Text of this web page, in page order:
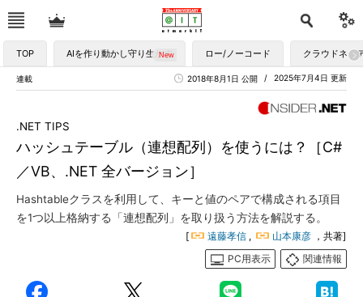
TOP AIを作り動かし守り生かす ロー/ノーコード クラウドネイ
連載 2025年7月4日 更新
2018年8月1日 公開
ハッシュテーブル（連想配列）を使うには？［C#
／VB、.NET 全バージョン］
.NET TIPS
Hashtableクラスを利用して、キーと値のペアで構成される項目
を1つ以上格納する「連想配列」を取り扱う方法を解説する。
[ 遠藤孝信 , 山本康彦 ，共著]
PC用表示
関連情報